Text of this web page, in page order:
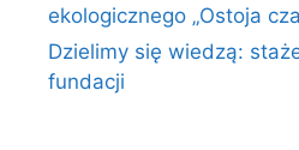
ekologicznego „Ostoja
Dzielimy się wiedzą:
fundacji